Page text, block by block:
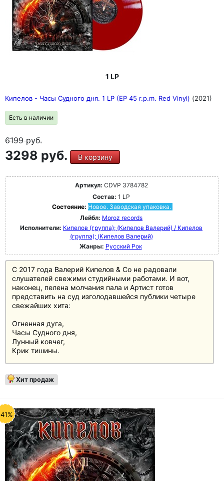
1 LP
Кипелов - Часы Судного дня. 1 LP (EP 45 r.p.m. Red Vinyl) (2021)
Есть в наличии
6199руб.
3298 руб. В корзину
Артикул: CDVP 3784782
Состав: 1 LP
Состояние: Новое. Заводская упаковка.
Лейбл: Moroz records
Исполнители: Кипелов (группа); (Кипелов Валерий) / Кипелов
(группа); (Кипелов Валерий)
Жанры: Русский Рок
С 2017 года Валерий Кипелов & Co не радовали
слушателей свежими студийными работами. И вот,
наконец, пелена молчания пала и Артист готов
представить на суд изголодавшейся публики четыре
свежайших хита:
Огненная дуга,
Часы Судного дня,
Лунный ковчег,
Крик тишины.
‘Scream of a Butterfly’ австрийской группы SUPERMAX и
записана специально для данного макси-сингла (не
Коллекционное издание на виниле красного цвета, 45
об./мин., 180 г.
Ограниченный тираж. Сделано в Европе.
Хит продаж